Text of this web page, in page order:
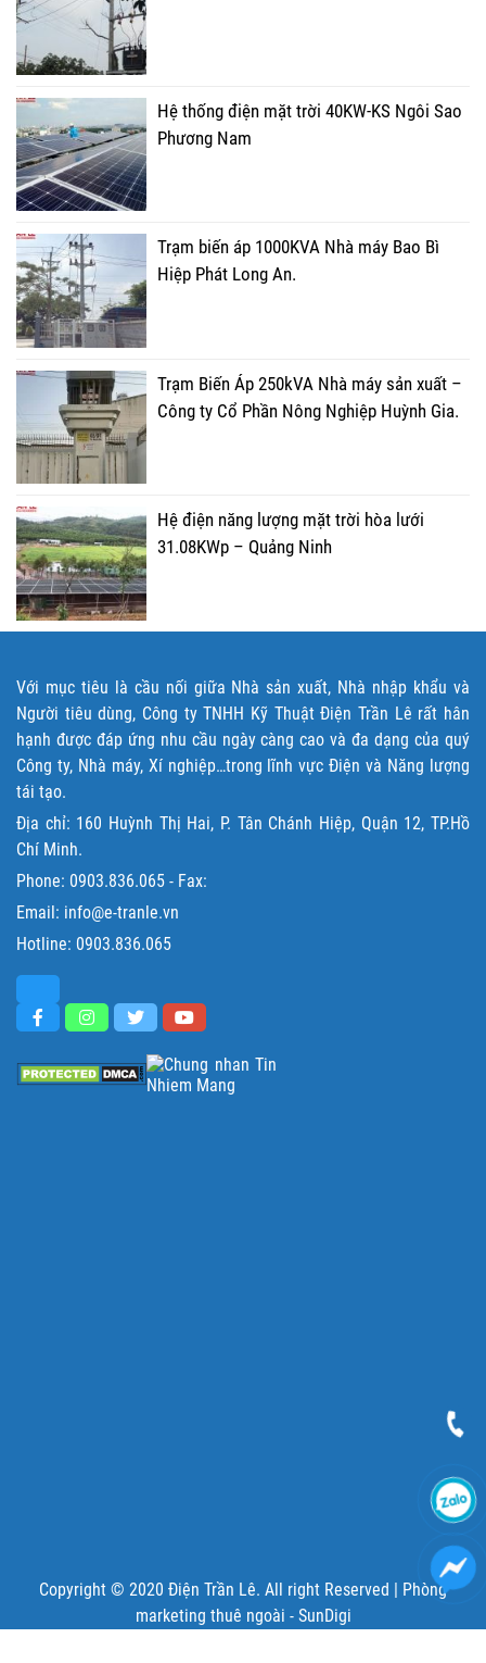
Hệ thống điện mặt trời 40KW-KS Ngôi Sao
Phương Nam
Trạm biến áp 1000KVA Nhà máy Bao Bì
Hiệp Phát Long An.
Trạm Biến Áp 250kVA Nhà máy sản xuất –
Công ty Cổ Phần Nông Nghiệp Huỳnh Gia.
Hệ điện năng lượng mặt trời hòa lưới
31.08KWp – Quảng Ninh
Với mục tiêu là cầu nối giữa Nhà sản xuất, Nhà nhập khẩu và
Người tiêu dùng, Công ty TNHH Kỹ Thuật Điện Trần Lê rất hân
hạnh được đáp ứng nhu cầu ngày càng cao và đa dạng của quý
Công ty, Nhà máy, Xí nghiệp…trong lĩnh vực Điện và Năng lượng
tái tạo.
Địa chỉ: 160 Huỳnh Thị Hai, P. Tân Chánh Hiệp, Quận 12, TP.Hồ
Chí Minh.
Phone: 0903.836.065 - Fax:
Email: info@e-tranle.vn
Hotline: 0903.836.065
Copyright © 2020 Điện Trần Lê. All right Reserved | Phòng
marketing thuê ngoài - SunDigi